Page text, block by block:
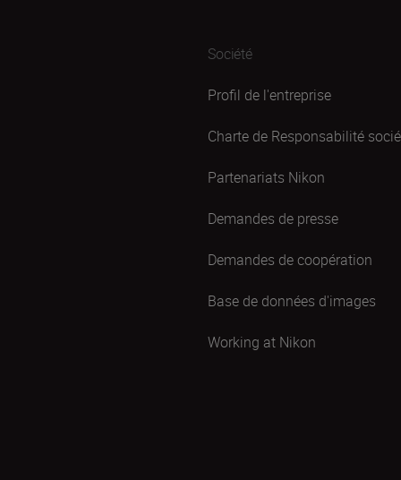
Société
Profil de l'entreprise
Charte de Responsabilité
Partenariats Nikon
Demandes de presse
Demandes de coopération
Base de données d'images
Working at Nikon